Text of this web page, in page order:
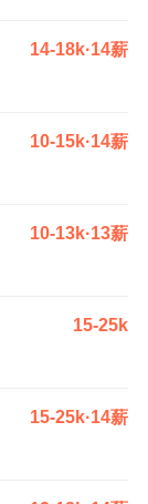
14-18k·14薪
10-15k·14薪
10-13k·13薪
15-25k
15-25k·14薪